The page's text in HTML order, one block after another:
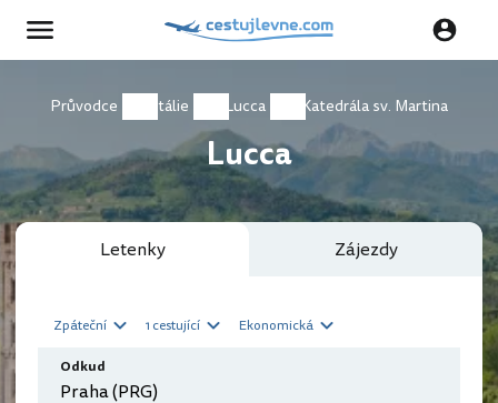
Průvodce Itálie Lucca Katedrála sv. Martina
Lucca
Letenky Zájezdy
Zpáteční 1 cestující Ekonomická
Odkud